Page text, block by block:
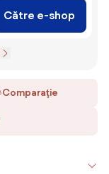
Către e-shop
Comparaţie